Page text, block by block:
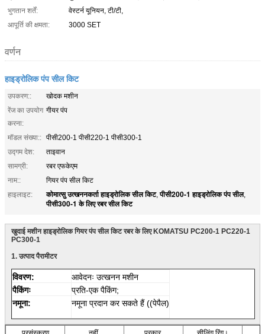
भुगतान शर्तें:
वेस्टर्न यूनियन, टी/टी,
आपूर्ति की क्षमता:
3000 SET
वर्णन
हाइड्रोलिक पंप सील किट
उपकरण::
खोदक मशीन
रेंज का उपयोग
करना:
गीयर पंप
मॉडल संख्या:: पीसी200-1 पीसी220-1 पीसी300-1
उद्गम देश:
ताइवान
सामग्री:
रबर एफकेएम
नाम::
गियर पंप सील किट
हाइलाइट:
कोमात्सु उत्खननकर्ता हाइड्रोलिक सील किट,पीसी200-1 हाइड्रोलिक पंप सील,
पीसी300-1 के लिए रबर सील किट
खुदाई मशीन हाइड्रोलिक गियर पंप सील किट रबर के लिए KOMATSU PC200-1 PC220-1
PC300-1
1. उत्पाद पैरामीटर
विवरण:
आवेदनः उत्खनन मशीन
पैकिंगः
प्रति-एक पैकिंग;
नमूना:
नमूना प्रदान कर सकते हैं ((पेपैल)